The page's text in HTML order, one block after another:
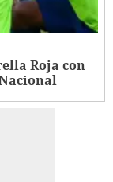
Roja con